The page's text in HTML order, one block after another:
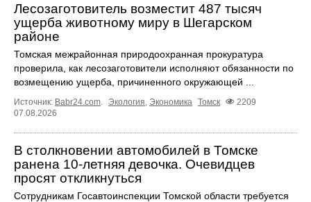
Лесозаготовитель возместит 487 тысяч
ущерба животному миру в Шегарском
районе
Томская межрайонная природоохранная прокуратура
проверила, как лесозаготовители исполняют обязанности по
возмещению ущерба, причиненного окружающей ...
Источник: Babr24.com. Экология, Экономика Томск
2209
07.08.2026
В столкновении автомобилей в Томске
ранена 10-летняя девочка. Очевидцев
просят откликнуться
Сотрудникам Госавтоинспекции Томской области требуется